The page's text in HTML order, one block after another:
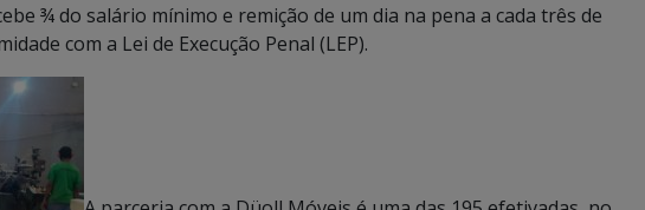
¾ do salário mínimo e remição de um dia na pena a cada três de
com a Lei de Execução Penal (LEP).